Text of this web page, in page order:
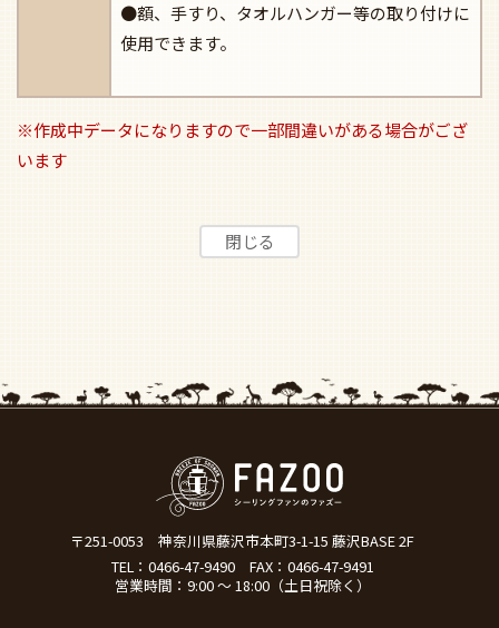
●額、手すり、タオルハンガー等の取り付けに
使用できます。
※作成中データになりますので一部間違いがある場合がござ
います
〒251-0053
神奈川県藤沢市本町3-1-15 藤沢BASE 2F
TEL： 0466-47-9490
FAX：0466-47-9491
営業時間：9:00 ～ 18:00（土日祝除く）